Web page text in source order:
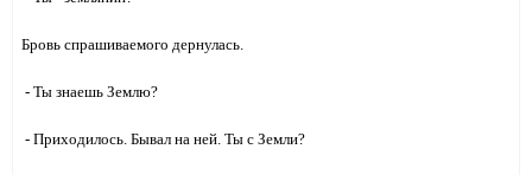
Бровь спрашиваемого дернулась.
- Ты знаешь Землю?
- Приходилось. Бывал на ней. Ты с Земли?